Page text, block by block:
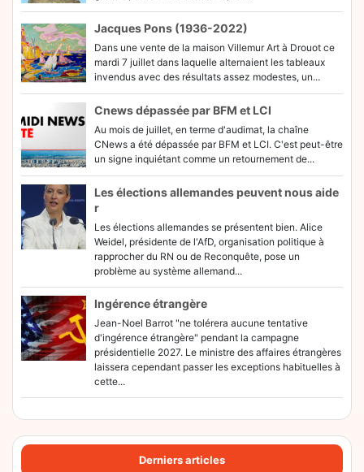
Jacques Pons (1936-2022)
Dans une vente de la maison Villemur Art à Drouot ce
mardi 7 juillet dans laquelle alternaient les tableaux
invendus avec des résultats assez modestes, un...
Cnews dépassée par BFM et LCI
Au mois de juillet, en terme d'audimat, la chaîne
CNews a été dépassée par BFM et LCI. C'est peut-être
un signe inquiétant comme un retournement de...
Les élections allemandes peuvent nous aide
r
Les élections allemandes se présentent bien. Alice
Weidel, présidente de l'AfD, organisation politique à
rapprocher du RN ou de Reconquête, pose un
problème au système allemand...
Ingérence étrangère
Jean-Noel Barrot "ne tolérera aucune tentative
d'ingérence étrangère" pendant la campagne
présidentielle 2027. Le ministre des affaires étrangères
laissera cependant passer les exceptions habituelles à
cette...
Derniers articles